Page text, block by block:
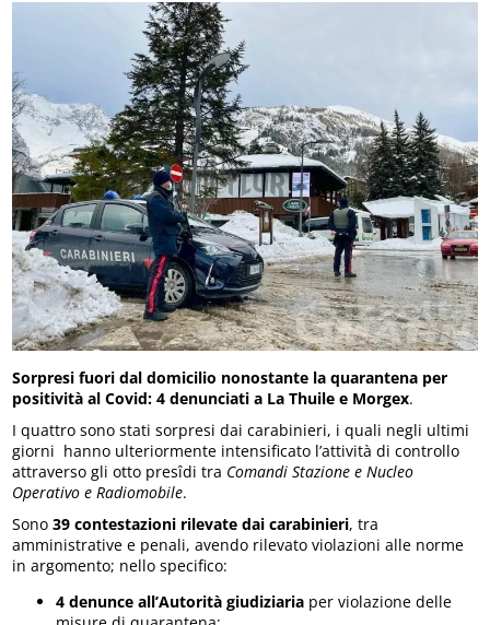
Sorpresi fuori dal domicilio nonostante la quarantena per
positività al Covid: 4 denunciati a La Thuile e Morgex.
I quattro sono stati sorpresi dai carabinieri, i quali negli ultimi
giorni hanno ulteriormente intensificato l’attività di controllo
attraverso gli otto presîdi tra Comandi Stazione e Nucleo
Operativo e Radiomobile.
Sono39 contestazioni rilevate dai carabinieri, tra
amministrative e penali, avendo rilevato violazioni alle norme
in argomento; nello specifico:
4 denunce all’Autorità giudiziaria per violazione delle